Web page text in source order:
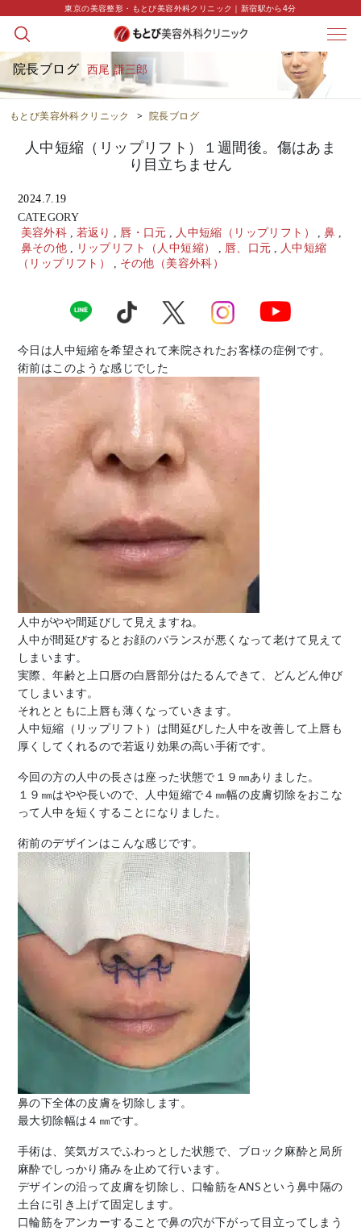
東京の美容整形・もとび美容外科クリニック｜新宿駅から4分
院長ブログ 西尾 謙三郎
もとび美容外科クリニック > 院長ブログ
人中短縮（リップリフト）１週間後。傷はあま
り目立ちません
2024.7.19
CATEGORY
美容外科
若返り 唇・口元 人中短縮（リップリフト） 鼻
鼻その他
リップリフト（人中短縮） 唇、口元
人中短縮
（リップリフト）
その他（美容外科）
今日は人中短縮を希望されて来院されたお客様の症例です。
術前はこのような感じでした
人中がやや間延びして見えますね。
人中が間延びするとお顔のバランスが悪くなって老けて見えて
しまいます。
実際、年齢と上口唇の白唇部分はたるんできて、どんどん伸び
てしまいます。
それとともに上唇も薄くなっていきます。
人中短縮（リップリフト）は間延びした人中を改善して上唇も
厚くしてくれるので若返り効果の高い手術です。
今回の方の人中の長さは座った状態で１９㎜ありました。
１９㎜はやや長いので、人中短縮で４㎜幅の皮膚切除をおこな
って人中を短くすることになりました。
術前のデザインはこんな感じです。
鼻の下全体の皮膚を切除します。
最大切除幅は４㎜です。
手術は、笑気ガスでふわっとした状態で、ブロック麻酔と局所
麻酔でしっかり痛みを止めて行います。
デザインの沿って皮膚を切除し、口輪筋をANSという鼻中隔の
土台に引き上げて固定します。
口輪筋をアンカーすることで鼻の穴が下がって目立ってしまう